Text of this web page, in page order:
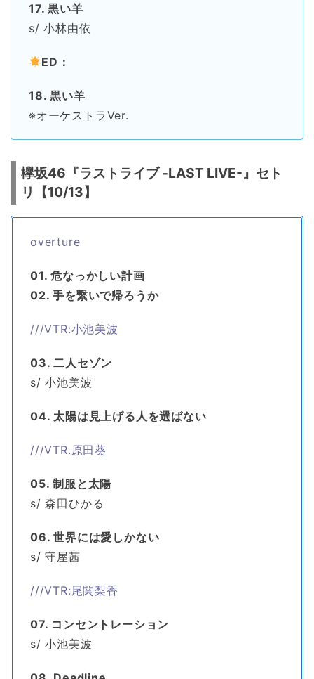
17. 黒い羊
s/ 小林由依
ED：
18. 黒い羊
※オーケストラVer.
欅坂46『ラストライブ -LAST LIVE-』セト
リ【10/13】
overture
01. 危なっかしい計画
02. 手を繋いで帰ろうか
///VTR:小池美波
03. 二人セゾン
s/ 小池美波
04. 太陽は見上げる人を選ばない
///VTR.原田葵
05. 制服と太陽
s/ 森田ひかる
06. 世界には愛しかない
s/ 守屋茜
///VTR:尾関梨香
07. コンセントレーション
s/ 小池美波